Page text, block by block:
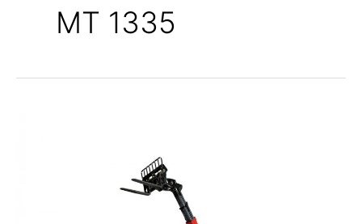
MT 1335